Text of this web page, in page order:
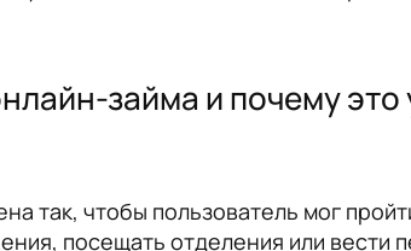
займа и почему
так, чтобы пользователь мог
посещать отделения или вести